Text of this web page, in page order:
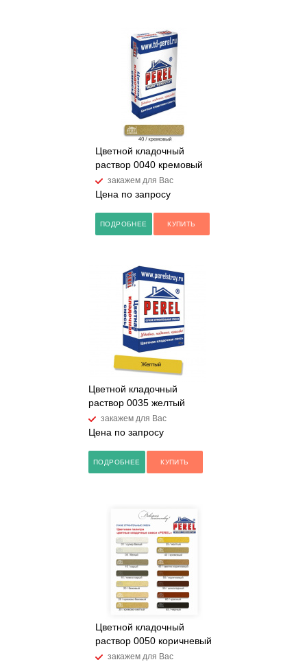
Цветной кладочный
раствор 0040 кремовый
закажем для Вас
Цена по запросу
ПОДРОБНЕЕ КУПИТЬ
Цветной кладочный
раствор 0035 желтый
закажем для Вас
Цена по запросу
ПОДРОБНЕЕ КУПИТЬ
Цветной кладочный
раствор 0050 коричневый
закажем для Вас